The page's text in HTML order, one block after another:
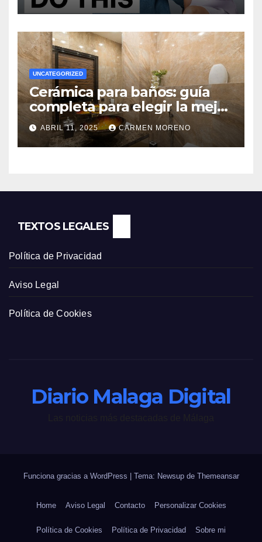
UNCATEGORIZED
Cerámica para baños: guía
completa para elegir la mejor
opción
ABRIL 11, 2025 CARMEN MORENO
TEXTOS LEGALES
Política de Privacidad
Aviso Legal
Política de Cookies
Diario Malaga Digital
Funciona gracias a WordPress Tema: Newsup de Themeansar
Home Aviso Legal Contacto Personalizar Cookies
Política de Cookies Política de Privacidad Sobre mi